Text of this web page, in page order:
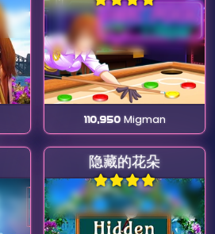
110,950 Migman
隐藏的花朵